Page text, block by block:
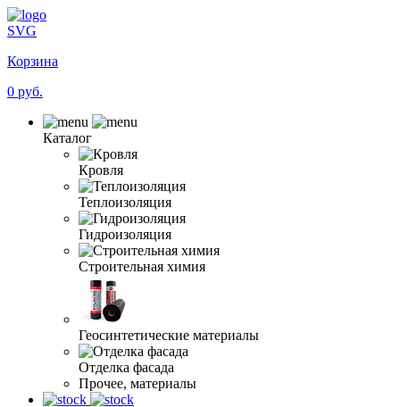
SVG
Корзина
0 руб.
Каталог
Кровля
Теплоизоляция
Гидроизоляция
Строительная химия
Геосинтетические материалы
Отделка фасада
Прочее, материалы